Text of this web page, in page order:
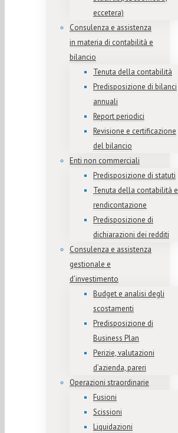
eccetera)
Consulenza e assistenza
in materia di contabilità e
bilancio
Tenuta della contabilità
Predisposizione di bilanci
annuali
Report periodici
Revisione e certificazione
del bilancio
Enti non commerciali
Predisposizione di statuti
Tenuta della contabilità e
rendicontazione
Predisposizione di
dichiarazioni dei redditi
Consulenza e assistenza
gestionale e
d’investimento
Budget e analisi degli
scostamenti
Predisposizione di
Business Plan
Perizie, valutazioni
d’azienda, pareri
Operazioni straordinarie
Fusioni
Scissioni
Liquidazioni